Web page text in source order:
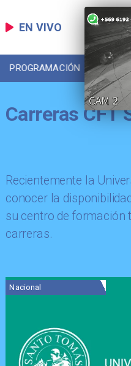
EN VIVO
PROGRAMACIÓN
Carreras CFT
Recientemente la
conocer la
su centro de formación
carreras.
Nacional